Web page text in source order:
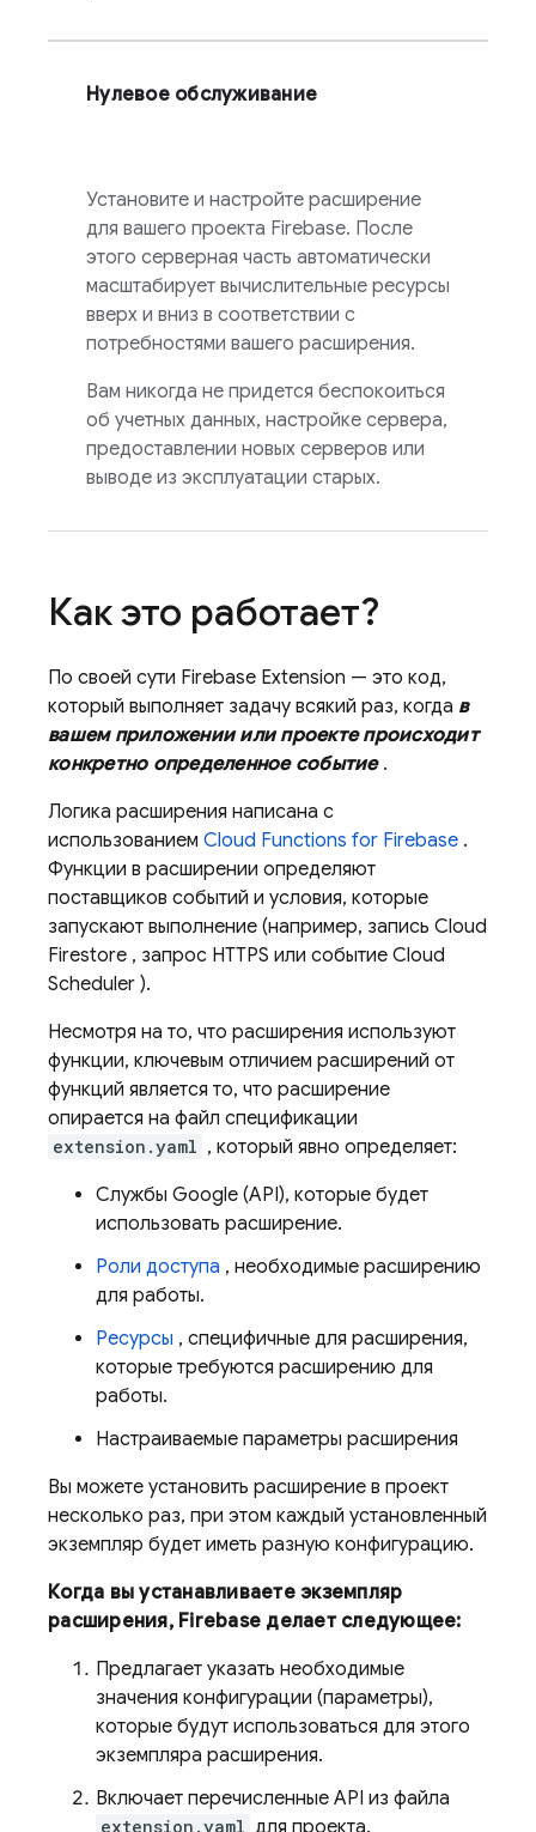
Нулевое обслуживание
Установите и настройте расширение
для вашего проекта Firebase. После
этого серверная часть автоматически
масштабирует вычислительные ресурсы
вверх и вниз в соответствии с
потребностями вашего расширения.
Вам никогда не придется беспокоиться
об учетных данных, настройке сервера,
предоставлении новых серверов или
выводе из эксплуатации старых.
Как это работает?
По своей сути Firebase Extension — это код,
который выполняет задачу всякий раз, когда в
вашем приложении или проекте происходит
конкретно определенное событие.
Логика расширения написана с
использованием Cloud Functions for Firebase .
Функции в расширении определяют
поставщиков событий и условия, которые
запускают выполнение (например, запись Cloud
Firestore , запрос HTTPS или событие Cloud
Scheduler ).
Несмотря на то, что расширения используют
функции, ключевым отличием расширений от
функций является то, что расширение
опирается на файл спецификации
extension.yaml , который явно определяет:
Службы Google (API), которые будет
использовать расширение.
Роли доступа , необходимые расширению
для работы.
Ресурсы , специфичные для расширения,
которые требуются расширению для
работы.
Настраиваемые параметры расширения
Вы можете установить расширение в проект
несколько раз, при этом каждый установленный
экземпляр будет иметь разную конфигурацию.
Когда вы устанавливаете экземпляр
расширения, Firebase делает следующее:
Предлагает указать необходимые
значения конфигурации (параметры),
которые будут использоваться для этого
экземпляра расширения.
Включает перечисленные API из файла
extension.yaml для проекта.